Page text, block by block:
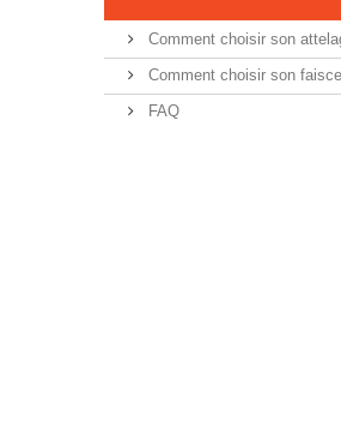
Comment choisir son
Comment choisir son
FAQ